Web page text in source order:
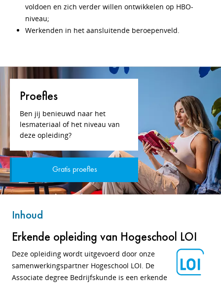
voldoen en zich verder willen ontwikkelen op HBO-
niveau;
Werkenden in het aansluitende beroepenveld.
Proefles
Ben jij benieuwd naar het
lesmateriaal of het niveau van
deze opleiding?
Gratis proefles
Inhoud
Erkende opleiding van Hogeschool LOI
Deze opleiding wordt uitgevoerd door onze
samenwerkingspartner Hogeschool LOI. De
Associate degree Bedrijfskunde is een erkende